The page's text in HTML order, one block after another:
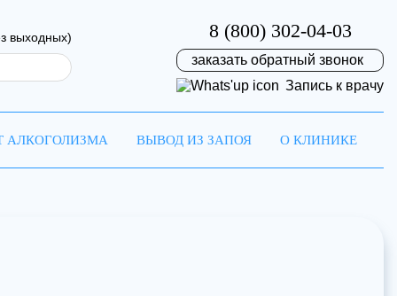
выходных) 8 (800) 302-04-03
заказать обратный звонок
Запись к врачу
АЛКОГОЛИЗМА ВЫВОД ИЗ ЗАПОЯ О КЛИНИКЕ